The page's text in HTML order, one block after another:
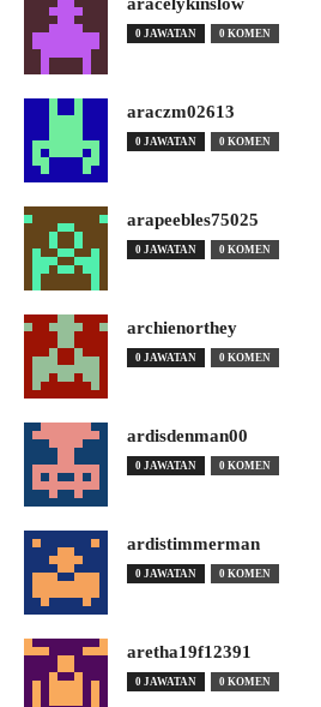
0 JAWATAN 0 KOMEN
araczm02613
0 JAWATAN 0 KOMEN
arapeebles75025
0 JAWATAN 0 KOMEN
archienorthey
0 JAWATAN 0 KOMEN
ardisdenman00
0 JAWATAN 0 KOMEN
ardistimmerman
0 JAWATAN 0 KOMEN
aretha19f12391
0 JAWATAN 0 KOMEN